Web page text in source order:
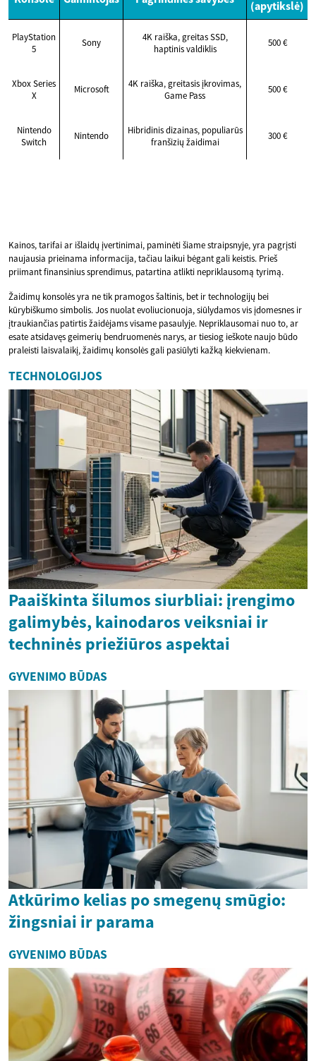
(apytikslė)
PlayStation
5
Sony
4K raiška, greitas SSD,
haptinis valdiklis
500 €
Xbox Series
X
Microsoft
4K raiška, greitasis įkrovimas,
Game Pass
500 €
Nintendo
Switch
Nintendo
Hibridinis dizainas, populiarūs
franšizių žaidimai
300 €
Kainos, tarifai ar išlaidų įvertinimai, paminėti šiame straipsnyje, yra pagrįsti
naujausia prieinama informacija, tačiau laikui bėgant gali keistis. Prieš
priimant finansinius sprendimus, patartina atlikti nepriklausomą tyrimą.
Žaidimų konsolės yra ne tik pramogos šaltinis, bet ir technologijų bei
kūrybiškumo simbolis. Jos nuolat evoliucionuoja, siūlydamos vis įdomesnes ir
įtraukiančias patirtis žaidėjams visame pasaulyje. Nepriklausomai nuo to, ar
esate atsidavęs geimerių bendruomenės narys, ar tiesiog ieškote naujo būdo
praleisti laisvalaikį, žaidimų konsolės gali pasiūlyti kažką kiekvienam.
TECHNOLOGIJOS
Paaiškinta šilumos siurbliai: įrengimo
galimybės, kainodaros veiksniai ir
techninės priežiūros aspektai
GYVENIMO BŪDAS
Atkūrimo kelias po smegenų smūgio:
žingsniai ir parama
GYVENIMO BŪDAS